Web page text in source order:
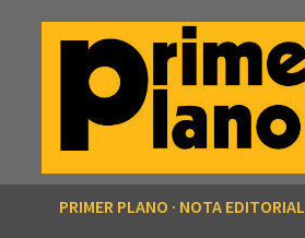
PRIMER PLANO · NOTA EDITORIAL